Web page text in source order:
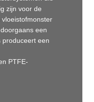
zijn voor de
een
produceert een
PTFE-